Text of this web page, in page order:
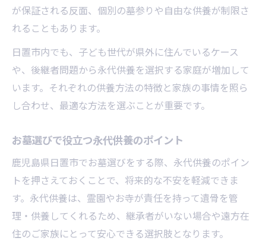
が保証される反面、個別の墓参りや自由な供養が制限さ
れることもあります。
日置市内でも、子ども世代が県外に住んでいるケース
や、後継者問題から永代供養を選択する家庭が増加して
います。それぞれの供養方法の特徴と家族の事情を照ら
し合わせ、最適な方法を選ぶことが重要です。
お墓選びで役立つ永代供養のポイント
鹿児島県日置市でお墓選びをする際、永代供養のポイン
トを押さえておくことで、将来的な不安を軽減できま
す。永代供養は、霊園やお寺が責任を持って遺骨を管
理・供養してくれるため、継承者がいない場合や遠方在
住のご家族にとって安心できる選択肢となります。